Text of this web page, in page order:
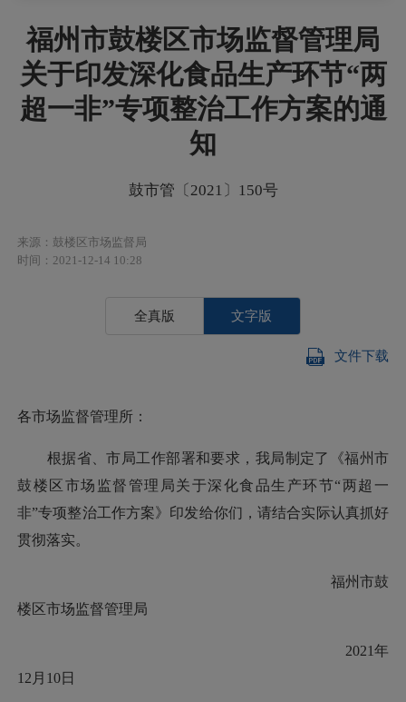
福州市鼓楼区市场监督管理局
关于印发深化食品生产环节“两
超一非”专项整治工作方案的通
知
鼓市管〔2021〕150号
来源：鼓楼区市场监督局
时间：2021-12-14 10:28
全真版 文字版
文件下载
各市场监督管理所：
根据省、市局工作部署和要求，我局制定了《福州市
鼓楼区市场监督管理局关于深化食品生产环节“两超一
非”专项整治工作方案》印发给你们，请结合实际认真抓好
贯彻落实。
福州市鼓
楼区市场监督管理局
2021年
12月10日